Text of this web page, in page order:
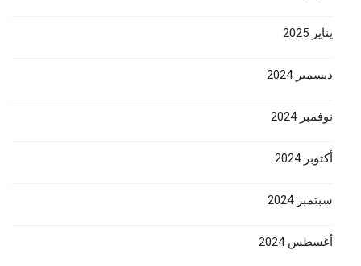
يناير 2025
ديسمبر 2024
نوفمبر 2024
أكتوبر 2024
سبتمبر 2024
أغسطس 2024